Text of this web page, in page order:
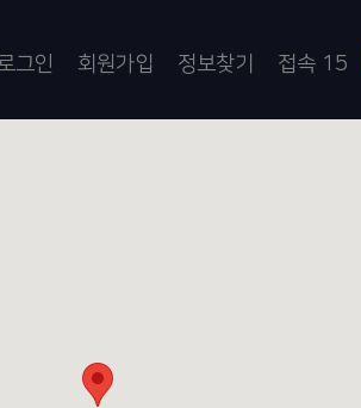
그인 회원가입 정보찾기 접속 15